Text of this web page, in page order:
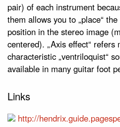
pair) of each instrument
them allows you to „place“
position in the stereo image
centered). „Axis effect“
characteristic „ventriloquist“
available in many guitar foot
Links
http://